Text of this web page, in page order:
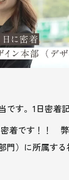
す。1日密着
密着です！！
門）に所属す